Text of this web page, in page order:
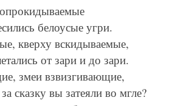
белоусые угри.
кверху вскидываемые,
от зари и до зари.
змеи взвизгивающие,
сказку вы затеяли во мгле?